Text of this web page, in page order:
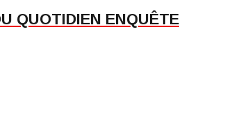
QUOTIDIEN ENQUÊTE